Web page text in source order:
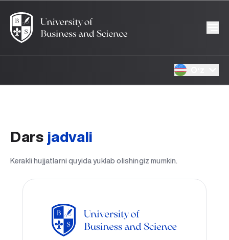
Dars jadvali
Kerakli hujjatlarni quyida yuklab olishingiz mumkin.